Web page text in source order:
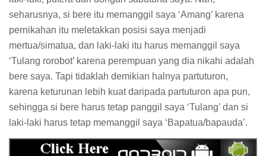
seharusnya, si bere itu memanggil saya ‘Amang’ karena
pernikahan itu meletakkan posisi saya menjadi
mertua/simatua, dan laki-laki itu harus memanggil saya
‘Tulang rorobot’ karena perempuan yang dia nikahi adalah
bere saya. Tapi tidaklah demikian halnya partuturon,
karena keturunan lebih kuat daripada partuturon apa pun,
sehingga si bere harus tetap panggil saya ‘Tulang’ dan si
laki-laki harus tetap memanggil saya ‘Bapatua/bapauda’.